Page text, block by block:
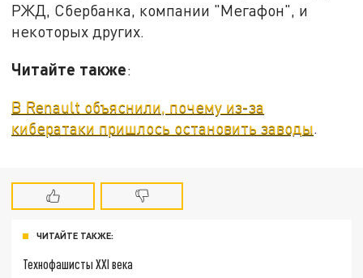
РЖД, Сбербанка, компании "Мегафон", и
некоторых других.
Читайте также:
В Renault объяснили, почему из-за
кибератаки пришлось остановить заводы
ЧИТАЙТЕ ТАКЖЕ:
Технофашисты XXI века